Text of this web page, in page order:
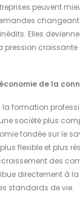
peuvent
Elles
de la
formation
société plus
fondée sur le
flexible et plus
des
directement à la
standards de vie.